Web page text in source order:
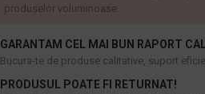
GARANTAM CEL MAI BUN RAPORT
​Bucura-te de produse calitative, suport
PRODUSUL POATE FI RETURNAT!
produselor voluminoase.